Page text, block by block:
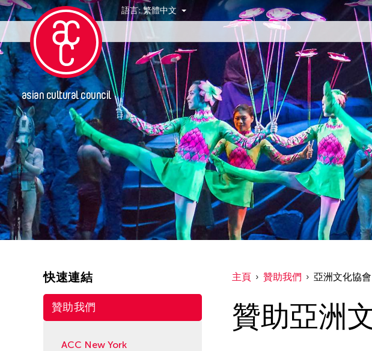
asian cultural council
語言:繁體中文
活動
快速連結
贊助我們
ACC New York
主頁 贊助我們 亞洲文化協
贊助亞洲